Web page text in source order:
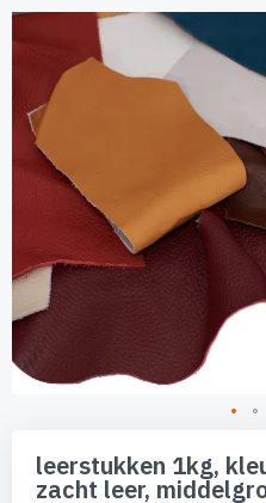
Ga
naar
de
afbeeldingen-
gallerij
naarleerstukken 1kg,
zacht leer,